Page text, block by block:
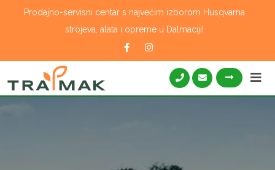
Prodajno-servisni centar s najvećim izborom Husqvarna
strojeva, alata i opreme u Dalmaciji!